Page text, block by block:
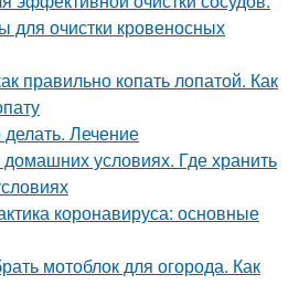
очистки кровеносных
правильно копать лопатой. Как
Лечение
условиях. Где хранить
коронавируса: основные
мотоблок для огорода. Как